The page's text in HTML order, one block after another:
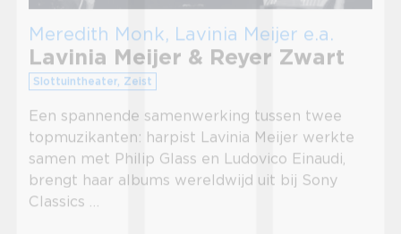
Meredith Monk, Lavinia Meijer e.a.
Lavinia Meijer & Reyer Zwart
Slottuintheater, Zeist
Een spannende samenwerking tussen twee
topmuzikanten: harpist Lavinia Meijer werkte
samen met Philip Glass en Ludovico Einaudi,
brengt haar albums wereldwijd uit bij Sony
Classics …